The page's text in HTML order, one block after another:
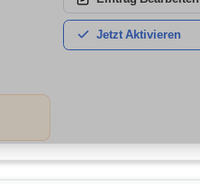
Jetzt Aktivieren